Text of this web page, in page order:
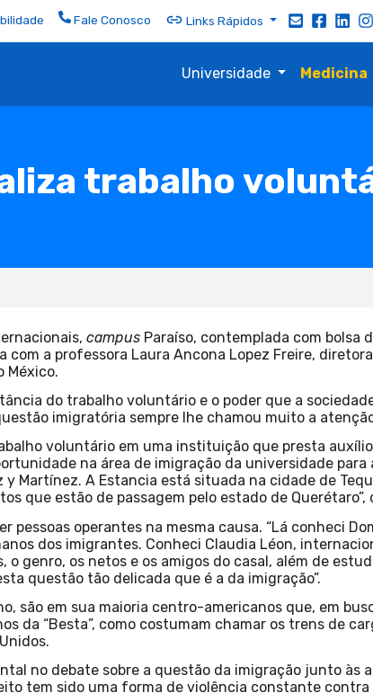
Fale Conosco Links Rápidos
Universidade Medicina
trabalho
campus Paraíso, contemplada com bolsa
a professora Laura Ancona Lopez Freire,
México.
do trabalho voluntário e o poder que a
imigratória sempre lhe chamou muito a
voluntário em uma instituição que presta
na área de imigração da universidade
y Martínez. A Estancia está situada na cidade de
que estão de passagem pelo estado de Querétaro”,
operantes na mesma causa. “Lá conheci
dos imigrantes. Conheci Claudia Léon,
genro, os netos e os amigos do casal, além de
questão tão delicada que é a da imigração”.
são em sua maioria centro-americanos que, em
da “Besta”, como costumam chamar os trens de
no debate sobre a questão da imigração junto
tem sido uma forma de violência constante